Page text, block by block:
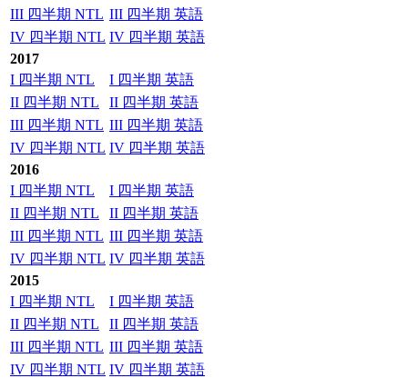
III 四半期 NTL III 四半期 英語
IV 四半期 NTL IV 四半期 英語
2017
I 四半期 NTL
I 四半期 英語
II 四半期 NTL
II 四半期 英語
III 四半期 NTL III 四半期 英語
IV 四半期 NTL IV 四半期 英語
2016
I 四半期 NTL
I 四半期 英語
II 四半期 NTL
II 四半期 英語
III 四半期 NTL III 四半期 英語
IV 四半期 NTL IV 四半期 英語
2015
I 四半期 NTL
I 四半期 英語
II 四半期 NTL
II 四半期 英語
III 四半期 NTL III 四半期 英語
IV 四半期 NTL IV 四半期 英語